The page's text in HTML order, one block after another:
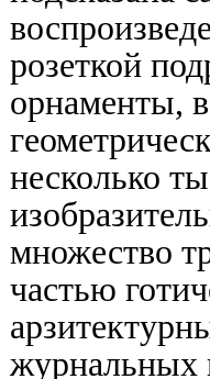
розеткой
орнаменты,
несколько
множество
частью
журнальных